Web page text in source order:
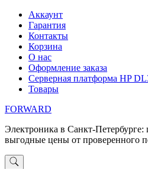
Перейти
содержимому
Аккаунт
Гарантия
Контакты
Корзина
О нас
Оформление заказа
Серверная платформа HP
Товары
FORWARD
Электроника в Санкт-
выгодные цены от проверенного